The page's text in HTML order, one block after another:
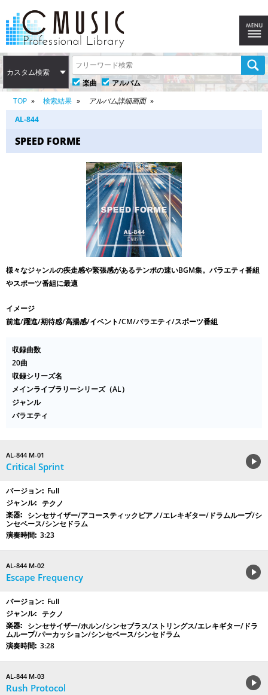
カスタム検索
楽曲
アルバム
TOP
検索結果
アルバム詳細画面
AL-844
SPEED FORME
様々なジャンルの疾走感や緊張感があるテンポの速いBGM集。バラエティ番組
やスポーツ番組に最適
イメージ
前進/躍進/期待感/高揚感/イベント/CM/バラエティ/スポーツ番組
収録曲数
20曲
収録シリーズ名
メインライブラリーシリーズ（AL）
ジャンル
バラエティ
AL-844 M-01
Critical Sprint
Full
テクノ
シンセサイザー/アコースティックピアノ/エレキギター/ドラムループ/シ
ンセベース/シンセドラム
3:23
AL-844 M-02
Escape Frequency
Full
テクノ
シンセサイザー/ホルン/シンセブラス/ストリングス/エレキギター/ドラ
ムループ/パーカッション/シンセベース/シンセドラム
3:28
AL-844 M-03
Rush Protocol